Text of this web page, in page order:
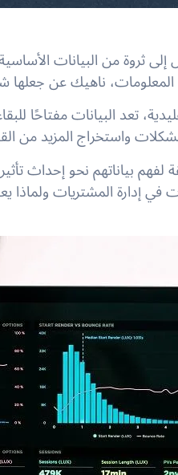
ثروة من البيانات
ناهيك عن جعلها
تعد البيانات مفتاحًا
واستخراج المزيد من
بياناتهم نحو إحداث
إدارة المشتريات ولماذا